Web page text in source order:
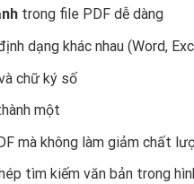
trong file PDF dễ dàng
dạng khác nhau (Word,
chữ ký số
một
mà không làm giảm chất
tìm kiếm văn bản trong